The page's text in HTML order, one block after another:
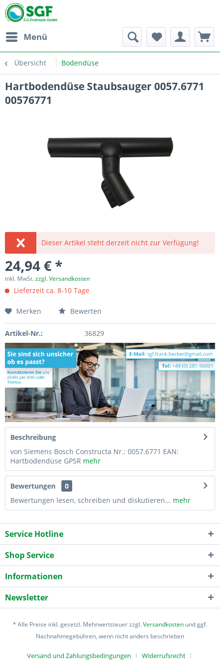
Menü
Übersicht Bodendüse
Hartbodendüse Staubsauger 0057.6771
00576771
Dieser Artikel steht derzeit nicht zur Verfügung!
24,94 € *
inkl. MwSt.zzgl. Versandkosten
Lieferzeit ca. 8-10 Tage
Merken Bewerten
Artikel-Nr.: 36829
Beschreibung
von Siemens Bosch Constructa Nr.: 0057.6771 EAN:
Hartbodendüse GPSR mehr
Bewertungen
0
Bewertungen lesen, schreiben und diskutieren... mehr
Service Hotline
Shop Service
Informationen
Newsletter
* Alle Preise inkl. gesetzl. Mehrwertsteuer zzgl.Versandkosten und ggf.
Nachnahmegebühren, wenn nicht anders beschrieben
Versand und Zahlungsbedingungen Widerrufsrecht